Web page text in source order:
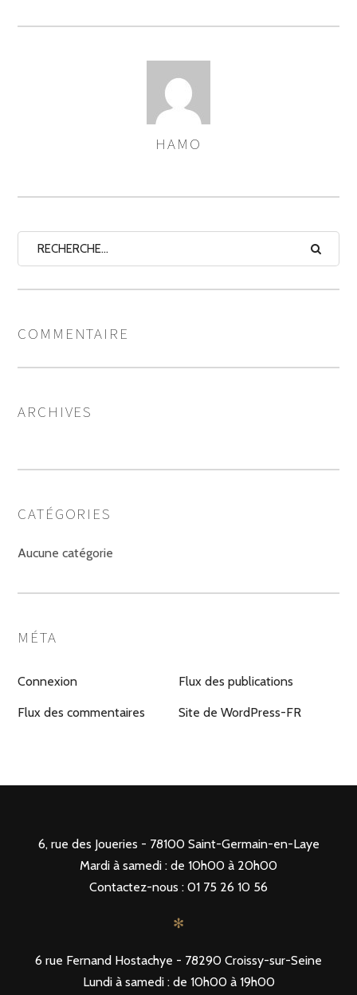
AUTEURS
HAMO
COMMENTAIRE
ARCHIVES
CATÉGORIES
Aucune catégorie
MÉTA
Connexion Flux des publications
Flux des commentaires Site de WordPress-FR
6, rue des Joueries - 78100 Saint-Germain-en-Laye
Mardi à samedi : de 10h00 à 20h00
Contactez-nous : 01 75 26 10 56
✻
6 rue Fernand Hostachye - 78290 Croissy-sur-Seine
Lundi à samedi : de 10h00 à 19h00